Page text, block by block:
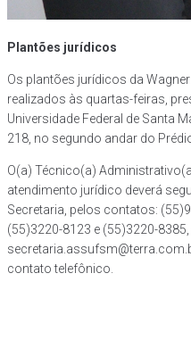
Plantões jurídicos
Os plantões jurídicos da
realizados às quartas-feiras,
Universidade Federal de Santa
218, no segundo andar do
O(a) Técnico(a)
atendimento jurídico deverá
Secretaria, pelos contatos:
(55)3220-8123 e (55)3220-8385,
contato telefônico.